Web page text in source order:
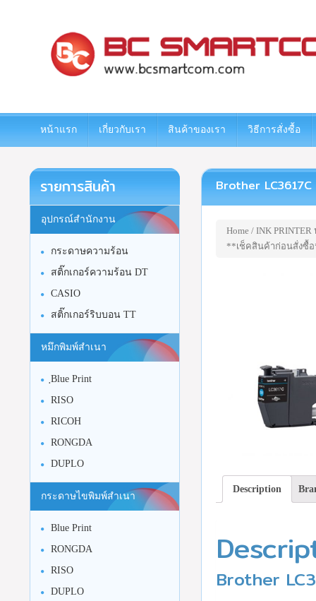
หน้าแรก เกี่ยวกับเรา สินค้าของเรา วิธีการสั่งซื้อ
Brother
Home/ INK
**เช็คสินค้าก่อนสั่งซื้
Description
Brother
รายการสินค้า
อุปกรณ์สำนักงาน
กระดาษความร้อน
สติ๊กเกอร์ความร้อน DT
CASIO
สติ๊กเกอร์ริบบอน TT
หมึกพิมพ์สำเนา
ฺBlue Print
RISO
RICOH
RONGDA
DUPLO
กระดาษไขพิมพ์สำเนา
Blue Print
RONGDA
RISO
DUPLO